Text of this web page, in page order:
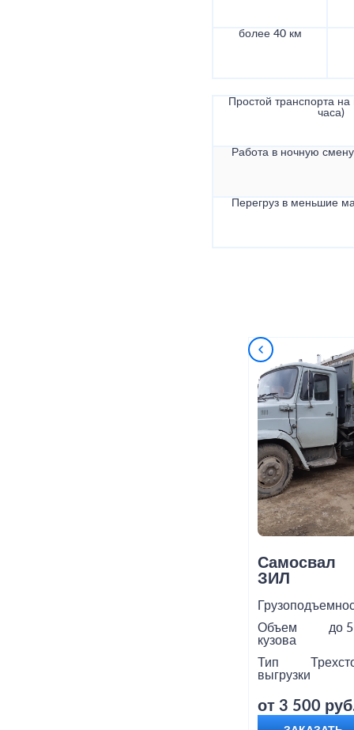
более 40 км
Простой транспорта на
часа)
Работа в ночную
Перегруз в меньшие
Самосвал
ЗИЛ
Объем
кузова
до
Тип
выгрузки
от 3 500